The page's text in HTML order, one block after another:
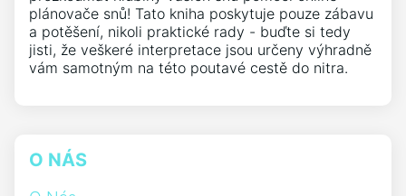
plánovače snů! Tato kniha poskytuje pouze zábavu
a potěšení, nikoli praktické rady - buďte si tedy
jisti, že veškeré interpretace jsou určeny výhradně
vám samotným na této poutavé cestě do nitra.
O NÁS